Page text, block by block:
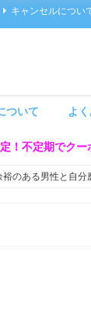
キャンセルについ
ついて よ
！不定期でクー
のある男性と自